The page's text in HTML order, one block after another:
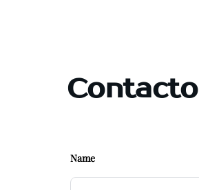
Contacto
Name